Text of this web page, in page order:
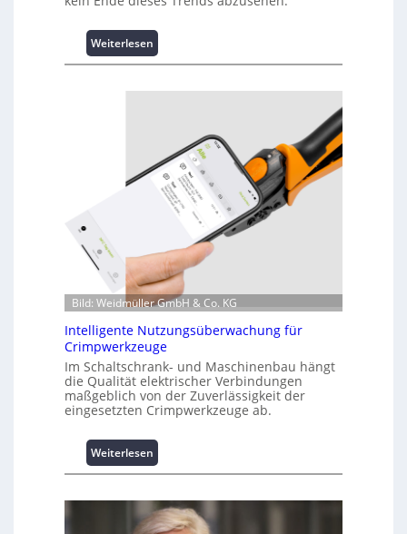
Weiterlesen
K
r
f
t
i
o
n
u
m
L
a
s
s
i
z
e
Bild: Weidmüller GmbH & Co. KG
Intelligente Nutzungsüberwachung für
Crimpwerkzeuge
Im Schaltschrank- und Maschinenbau hängt
die Qualität elektrischer Verbindungen
maßgeblich von der Zuverlässigkeit der
eingesetzten Crimpwerkzeuge ab.
Weiterlesen
I
t
e